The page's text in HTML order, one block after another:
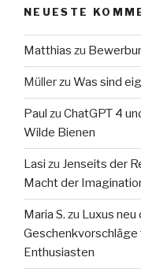
NEUESTE
Matthias zu
Müllerzu Was sind
Paul zu ChatGPT 4
Wilde Bienen
Lasi zu Jenseits der
Macht der
Maria S. zu Luxus
Geschenkvorschläge
Enthusiasten